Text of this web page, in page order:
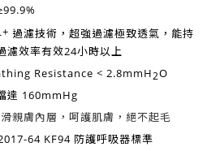
過濾技術，超強過濾極致透氣，能持
濾效率有效24小時以上
Resistance < 2.8mmH2O
達 160mmHg
親膚內層，呵護肌膚，絕不起毛
64 KF94 防護呼吸器標準